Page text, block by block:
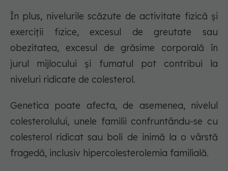
În plus, nivelurile scăzute de activitate fizică și
exerciții fizice, excesul de greutate sau
obezitatea, excesul de grăsime corporală în
jurul mijlocului și fumatul pot contribui la
niveluri ridicate de colesterol.
Genetica poate afecta, de asemenea, nivelul
colesterolului, unele familii confruntându-se cu
colesterol ridicat sau boli de inimă la o vârstă
fragedă, inclusiv hipercolesterolemia familială.